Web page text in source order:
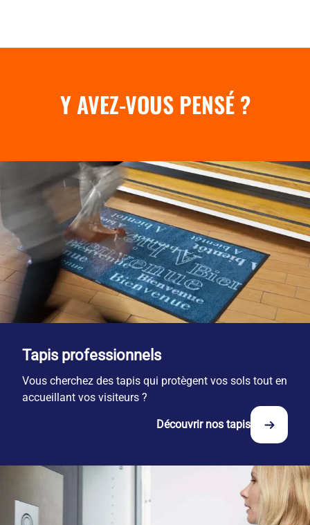
Y AVEZ-VOUS PENSÉ ?
Tapis professionnels
Vous cherchez des tapis qui protègent vos sols tout en
accueillant vos visiteurs ?
Découvrir nos tapis